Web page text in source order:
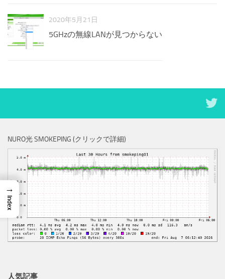
2020年5月21日
5GHzの無線LANが見つからない
NURO光 SMOKEPING (クリックで詳細)
人気記事
→
Index